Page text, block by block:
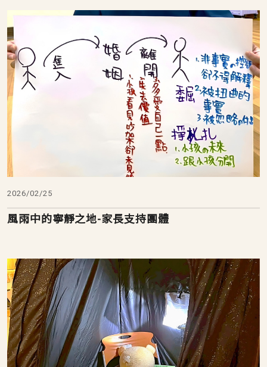
2026/02/25
風雨中的寧靜之地-家長支持團體